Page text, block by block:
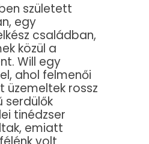
született
egy
családban,
közül a
Will egy
ahol felmenői
üzemeltek rossz
serdülők
tinédzser
emiatt